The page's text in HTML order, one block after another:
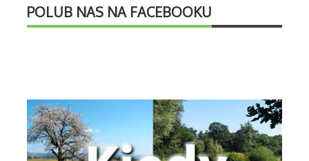
POLUB NAS NA FACEBOOKU